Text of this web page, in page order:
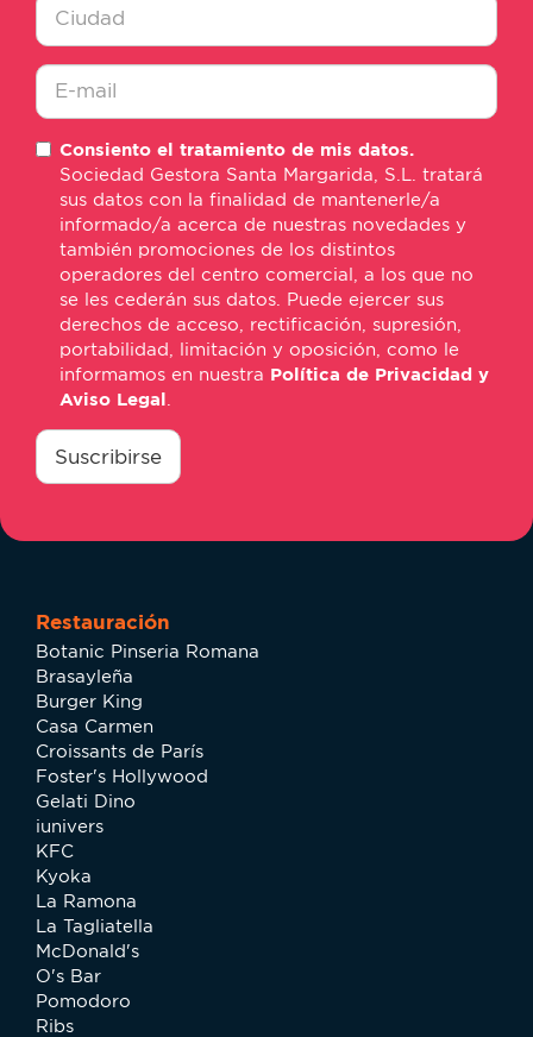
Ciudad
mail
Consiento el tratamiento de mis datos.
Sociedad Gestora Santa Margarida, S.L. tratará
sus datos con la finalidad de mantenerle/a
informado/a acerca de nuestras novedades y
también promociones de los distintos
operadores del centro comercial, a los que no
se les cederán sus datos. Puede ejercer sus
derechos de acceso, rectificación, supresión,
portabilidad, limitación y oposición, como le
informamos en nuestra Política de Privacidad y
Aviso Legal
consentimiento
Suscribirse
Restauración
Botanic Pinseria Romana
Brasayleña
Burger King
Casa Carmen
Croissants de París
Foster's Hollywood
Gelati Dino
iunivers
KFC
Kyoka
La Ramona
La Tagliatella
McDonald's
O's Bar
Pomodoro
Ribs